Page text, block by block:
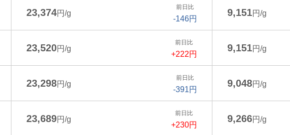
23,374円/g
前日比
-146円
9,151円/g
23,520円/g
前日比
+222円
9,151円/g
23,298円/g
前日比
-391円
9,048円/g
23,689円/g
前日比
+230円
9,266円/g